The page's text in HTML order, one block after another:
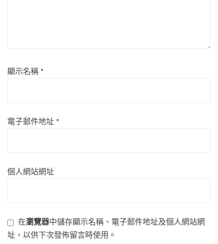
顯示名稱 *
電子郵件地址 *
個人網站網址
在瀏覽器中儲存顯示名稱、電子郵件地址及個人網站網
址，以供下次發佈留言時使用。